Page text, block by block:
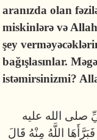
aranızda olan fəzil
miskinlərəvə Allah
şey verməyəcəklə
bağışlasınlar.
istəmirsinizmi?
صلى الله عليه
اللَّهُ مِنْهُ قَالَ